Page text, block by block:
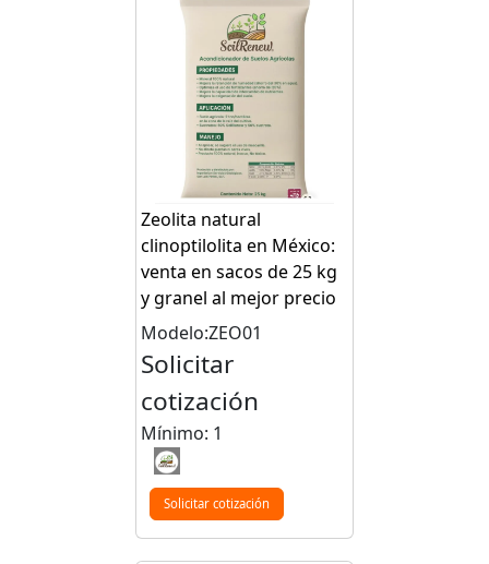
Zeolita natural
clinoptilolita en México:
venta en sacos de 25 kg
y granel al mejor precio
Modelo:ZEO01
Solicitar
cotización
Mínimo: 1
Solicitar cotización